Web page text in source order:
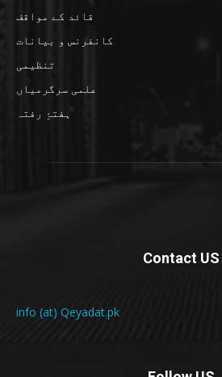
قائد کے مواقف
کانفرنس و بیانات
تنظیمی
علمی سرگرمیاں
ہفتۂِ رفتہ
Contact US
info (at) Qeyadat.pk